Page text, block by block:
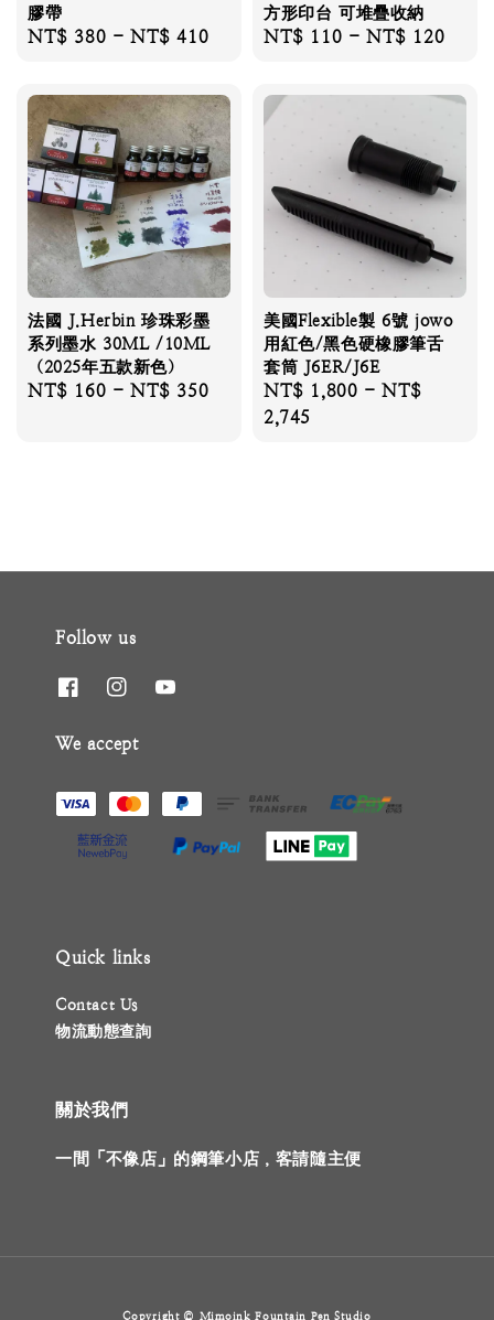
膠帶
Regular
NT$ 380 -NT$ 410
方形印台 可堆疊收納
Regular
NT$ 110 -NT$ 120
法國 J.Herbin 珍珠彩墨
系列墨水 30ML /10ML
（2025年五款新色）
Regular
NT$ 160 -NT$ 350
美國Flexible製 6號 jowo
用紅色/黑色硬橡膠筆舌
套筒 J6ER/J6E
Regular
price
NT$ 1,800 -NT$
2,745
Follow us
We accept
Quick links
Contact Us
物流動態查詢
關於我們
一間「不像店」的鋼筆小店，客請隨主便
Copyright © Mimoink Fountain Pen Studio